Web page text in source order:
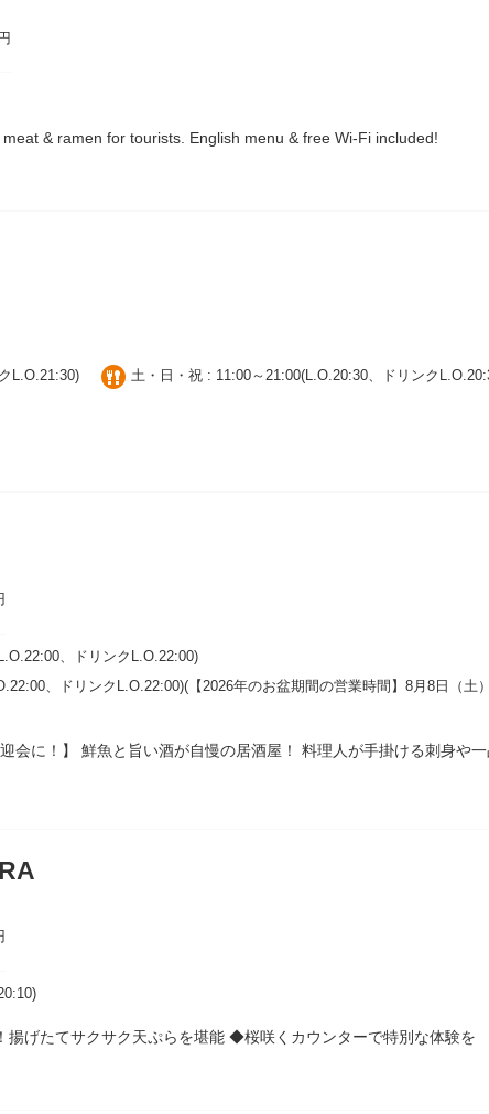
& ramen for tourists. English menu & free Wi-Fi included!
L.O.21:30) 土・日・祝 : 11:00～21:00(L.O.20:30、ドリンク
、ドリンクL.O.22:00)
、ドリンクL.O.22:00)(【2026年のお盆期間の営業時間】8月8日（土
会に！】 鮮魚と旨い酒が自慢の居酒屋！ 料理人が手掛ける刺身や
揚げたてサクサク天ぷらを堪能 ◆桜咲くカウンターで特別な体験を